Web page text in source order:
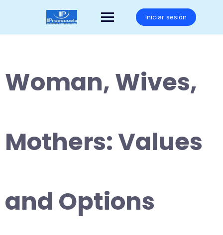
Iniciar sesión
Woman, Wives,
Mothers: Values
and Options